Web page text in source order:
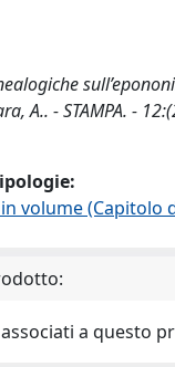
A.. - STAMPA. -
volume (Capitolo
a questo